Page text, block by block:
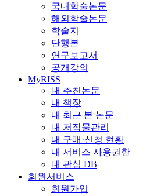
국내학술논문
해외학술논문
학술지
단행본
연구보고서
공개강의
MyRISS
내 추천논문
내 책장
내 최근 본 논문
내 저작물관리
내 구매·신청 현황
내 서비스 사용권한
내 관심 DB
회원서비스
회원가입